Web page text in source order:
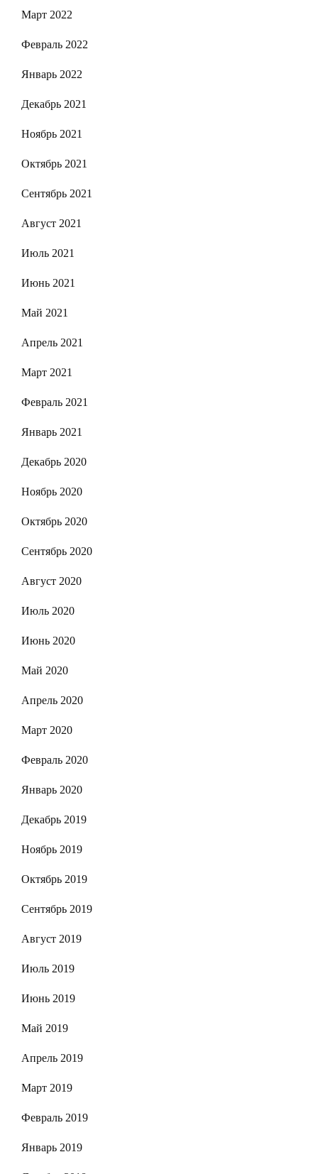
Март 2022
Февраль 2022
Январь 2022
Декабрь 2021
Ноябрь 2021
Октябрь 2021
Сентябрь 2021
Август 2021
Июль 2021
Июнь 2021
Май 2021
Апрель 2021
Март 2021
Февраль 2021
Январь 2021
Декабрь 2020
Ноябрь 2020
Октябрь 2020
Сентябрь 2020
Август 2020
Июль 2020
Июнь 2020
Май 2020
Апрель 2020
Март 2020
Февраль 2020
Январь 2020
Декабрь 2019
Ноябрь 2019
Октябрь 2019
Сентябрь 2019
Август 2019
Июль 2019
Июнь 2019
Май 2019
Апрель 2019
Март 2019
Февраль 2019
Январь 2019